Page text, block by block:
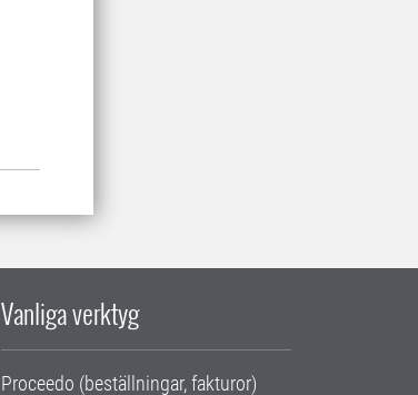
Vanliga verktyg
Proceedo (beställningar, fakturor)